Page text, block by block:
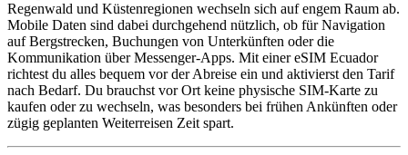
Regenwald und Küstenregionen wechseln sich auf engem Raum ab.
Mobile Daten sind dabei durchgehend nützlich, ob für Navigation
auf Bergstrecken, Buchungen von Unterkünften oder die
Kommunikation über Messenger-Apps. Mit einer eSIM Ecuador
richtest du alles bequem vor der Abreise ein und aktivierst den Tarif
nach Bedarf. Du brauchst vor Ort keine physische SIM-Karte zu
kaufen oder zu wechseln, was besonders bei frühen Ankünften oder
zügig geplanten Weiterreisen Zeit spart.